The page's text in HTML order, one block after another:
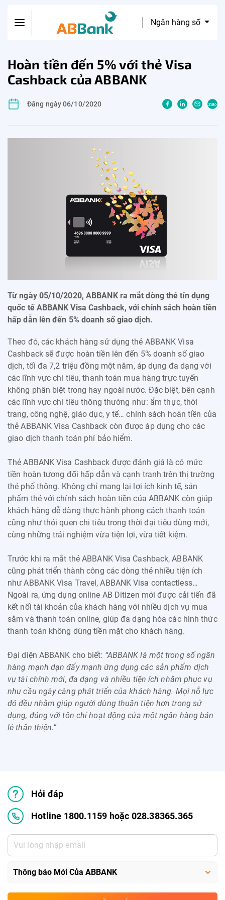
Ngân hàng số
Hoàn tiền đến 5% với thẻ Visa
Cashback của ABBANK
Đăng ngày 06/10/2020
Từ ngày 05/10/2020, ABBANK ra mắt dòng thẻ tín dụng
quốc tế ABBANK Visa Cashback, với chính sách hoàn tiền
hấp dẫn lên đến 5% doanh số giao dịch.
Theo đó, các khách hàng sử dụng thẻ ABBANK Visa
Cashback sẽ được hoàn tiền lên đến 5% doanh số giao
dịch, tối đa 7,2 triệu đồng một năm, áp dụng đa dạng với
các lĩnh vực chi tiêu, thanh toán mua hàng trực tuyến
không phân biệt trong hay ngoài nước. Đặc biệt, bên cạnh
các lĩnh vực chi tiêu thông thường như: ẩm thực, thời
trang, công nghệ, giáo dục, y tế… chính sách hoàn tiền của
thẻ ABBANK Visa Cashback còn được áp dụng cho các
giao dịch thanh toán phí bảo hiểm.
Thẻ ABBANK Visa Cashback được đánh giá là có mức
tiền hoàn tương đối hấp dẫn và cạnh tranh trên thị trường
thẻ phổ thông. Không chỉ mang lại lợi ích kinh tế, sản
phẩm thẻ với chính sách hoàn tiền của ABBANK còn giúp
khách hàng dễ dàng thực hành phong cách thanh toán
cũng như thói quen chi tiêu trong thời đại tiêu dùng mới,
cùng những trải nghiệm vừa tiện lợi, vừa tiết kiệm.
Trước khi ra mắt thẻ ABBANK Visa Cashback, ABBANK
cũng phát triển thành công các dòng thẻ nhiều tiện ích
như ABBANK Visa Travel, ABBANK Visa contactless…
Ngoài ra, ứng dụng online AB Ditizen mới được cải tiến đã
kết nối tài khoản của khách hàng với nhiều dịch vụ mua
sắm và thanh toán online, giúp đa dạng hóa các hình thức
thanh toán không dùng tiền mặt cho khách hàng.
Đại diện ABBANK cho biết: “ABBANK là một trong số ngân
hàng mạnh dạn đẩy mạnh ứng dụng các sản phẩm dịch
vụ tài chính mới, đa dạng và nhiều tiện ích nhằm phục vụ
nhu cầu ngày càng phát triển của khách hàng. Mọi nỗ lực
đó đều nhằm giúp người dùng thuận tiện hơn trong sử
dụng, đúng với tôn chỉ hoạt động của một ngân hàng bán
lẻ thân thiện.”
Hỏi đáp
Hotline 1800.1159 hoặc 028.38365.365